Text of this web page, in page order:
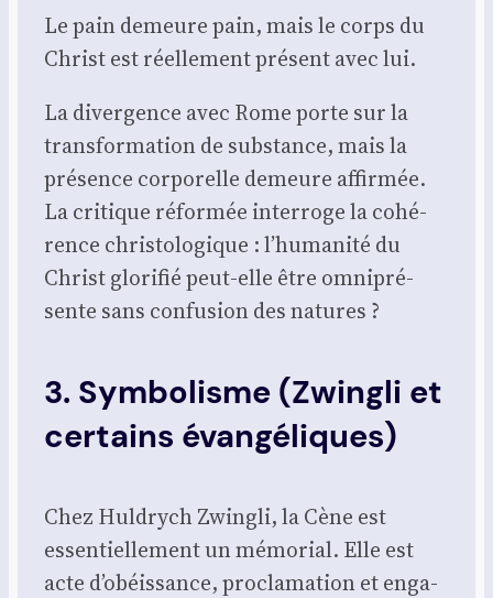
Le pain demeure pain, mais le corps du
Christ est réel­le­ment pré­sent avec lui.
La diver­gence avec Rome porte sur la
trans­for­ma­tion de sub­stance, mais la
pré­sence cor­po­relle demeure affir­mée.
La cri­tique réfor­mée inter­roge la cohé­
rence chris­to­lo­gique : l’humanité du
Christ glo­ri­fié peut-elle être omni­pré­
sente sans confu­sion des natures ?
3. Symbolisme (Zwingli et
certains évangéliques)
Chez Hul­drych Zwin­gli, la Cène est
essen­tiel­le­ment un mémo­rial. Elle est
acte d’obéissance, pro­cla­ma­tion et enga­